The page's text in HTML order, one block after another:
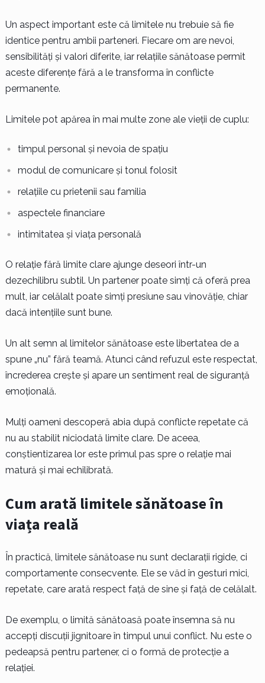
Un aspect important este că limitele nu trebuie să fie
identice pentru ambii parteneri. Fiecare om are nevoi,
sensibilități și valori diferite, iar relațiile sănătoase permit
aceste diferențe fără a le transforma în conflicte
permanente.
Limitele pot apărea în mai multe zone ale vieții de cuplu:
timpul personal și nevoia de spațiu
modul de comunicare și tonul folosit
relațiile cu prietenii sau familia
aspectele financiare
intimitatea și viața personală
O relație fără limite clare ajunge deseori într-un
dezechilibru subtil. Un partener poate simți că oferă prea
mult, iar celălalt poate simți presiune sau vinovăție, chiar
dacă intențiile sunt bune.
Un alt semn al limitelor sănătoase este libertatea de a
spune „nu” fără teamă. Atunci când refuzul este respectat,
încrederea crește și apare un sentiment real de siguranță
emoțională.
Mulți oameni descoperă abia după conflicte repetate că
nu au stabilit niciodată limite clare. De aceea,
conștientizarea lor este primul pas spre o relație mai
matură și mai echilibrată.
Cum arată limitele sănătoase în
viața reală
În practică, limitele sănătoase nu sunt declarații rigide, ci
comportamente consecvente. Ele se văd în gesturi mici,
repetate, care arată respect față de sine și față de celălalt.
De exemplu, o limită sănătoasă poate însemna să nu
accepți discuții jignitoare în timpul unui conflict. Nu este o
pedeapsă pentru partener, ci o formă de protecție a
relației.